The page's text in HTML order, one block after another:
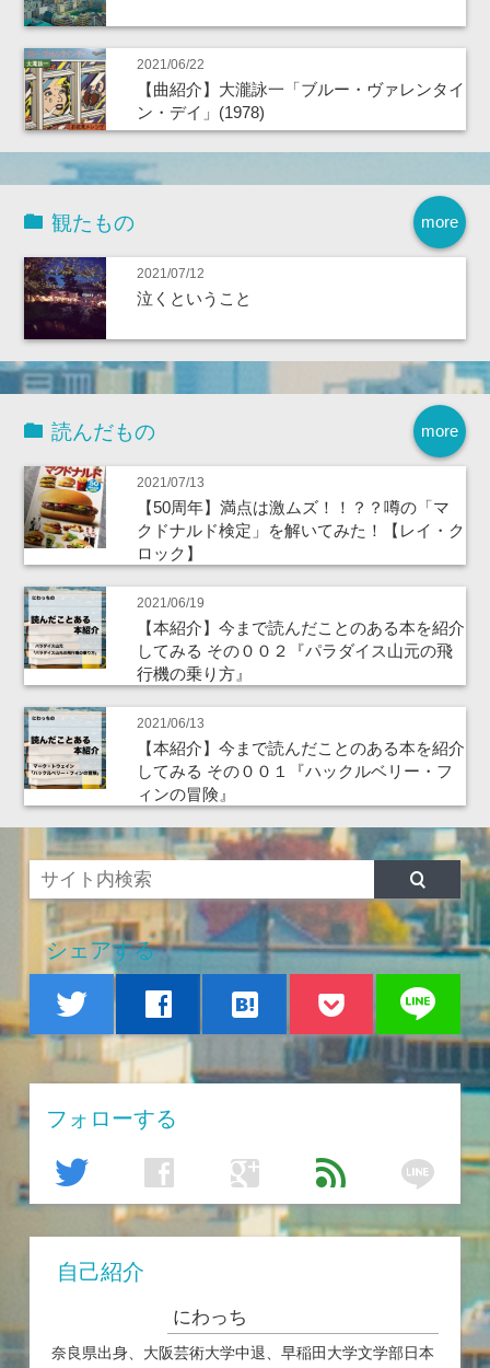
2021/06/22
【曲紹介】大瀧詠一「ブルー・ヴァレンタイ
ン・デイ」(1978)
more
観たもの
2021/07/12
泣くということ
more
読んだもの
2021/07/13
【50周年】満点は激ムズ！！？？噂の「マ
クドナルド検定」を解いてみた！【レイ・ク
ロック】
2021/06/19
【本紹介】今まで読んだことのある本を紹介
してみる その００２『パラダイス山元の飛
行機の乗り方』
2021/06/13
【本紹介】今まで読んだことのある本を紹介
してみる その００１『ハックルベリー・フ
ィンの冒険』
シェアする
twitter facebook hatenabookmark line
フォローする
twitter facebook google feed line
自己紹介
にわっち
奈良県出身、大阪芸術大学中退、早稲田大学文学部日本